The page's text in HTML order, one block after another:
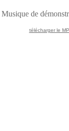
Musique de
télécharger le